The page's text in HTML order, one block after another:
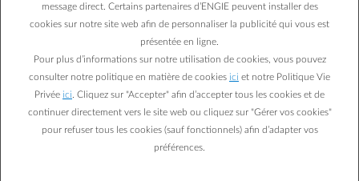
Ole Ole We are the Champions… des consommations
d’énergie pendant les matches de foot ? Tout dépend
comment vous les vivez avant, pendant et après les 90
minutes officielles ! Curieux de connaître votre score de
message direct. Certains partenaires d’ENGIE peuvent installer des
cookies sur notre site web afin de personnaliser la publicité qui vous est
présentée en ligne.
Pour plus d’informations sur notre utilisation de cookies, vous pouvez
consulter notre politique en matière de cookies ici et notre Politique Vie
Privée ici . Cliquez sur "Accepter" afin d’accepter tous les cookies et de
continuer directement vers le site web ou cliquez sur "Gérer vos cookies"
pour refuser tous les cookies (sauf fonctionnels) afin d’adapter vos
préférences.